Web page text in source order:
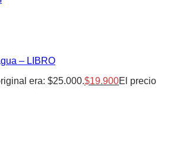
– LIBRO
era: $25.000.$19.900El precio